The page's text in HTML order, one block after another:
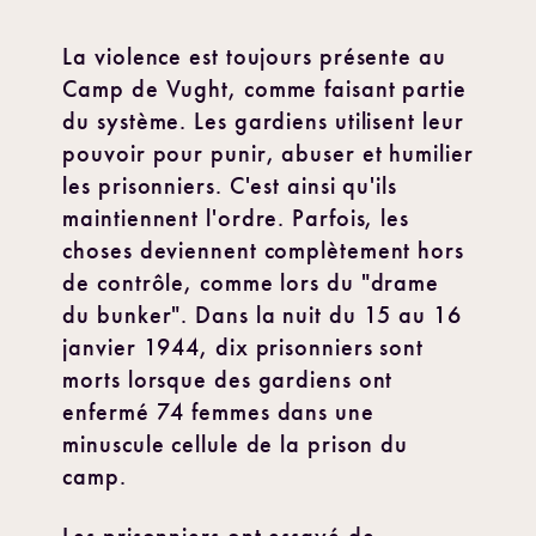
La violence est toujours présente au
Camp de Vught, comme faisant partie
du système. Les gardiens utilisent leur
pouvoir pour punir, abuser et humilier
les prisonniers. C'est ainsi qu'ils
maintiennent l'ordre. Parfois, les
choses deviennent complètement hors
de contrôle, comme lors du "drame
du bunker". Dans la nuit du 15 au 16
janvier 1944, dix prisonniers sont
morts lorsque des gardiens ont
enfermé 74 femmes dans une
minuscule cellule de la prison du
camp.